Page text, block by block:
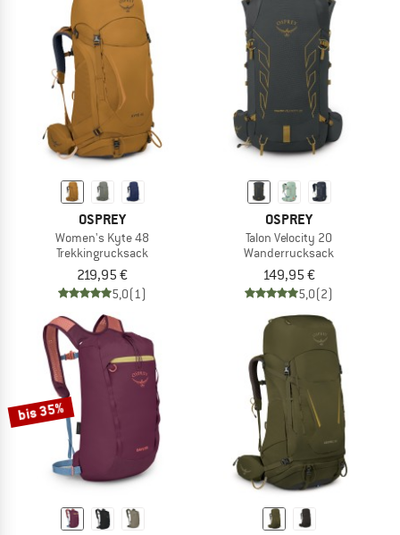
OSPREY
Women's Kyte 48
Trekkingrucksack
219,95 €
5,0(1)
OSPREY
Talon Velocity 20
Wanderrucksack
149,95 €
5,0(2)
bis 35%